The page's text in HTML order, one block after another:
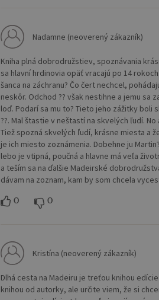
Nadamne (neoverený zákazník)
Kniha plná dobrodružstiev, spoznávania
sa hlavní hrdinovia opäť vracajú po 14
šanca na záchranu? Čo čert nechcel,
neskôr. Odchod ?? však nestihne a jemu sa
loď. Podarí sa mu to? Tieto jeho zážitky boli
??. Mal štastie v neštastí na skvelých ľudí.
Tiež spozná skvelých ľudí, krásne miesta a
je ich miesto zoznámenia. Dobehne ju
lebo je vtipná, poučná a hlavne má veľa
a teším sa na ďalšie Madeirské
dávam na zoznam, kam by som chcela
0 0
Kristína (neoverený zákazník)
Dlhá cesta na Madeiru je treťou knihou
knihou od autorky, ale určite viem, že si